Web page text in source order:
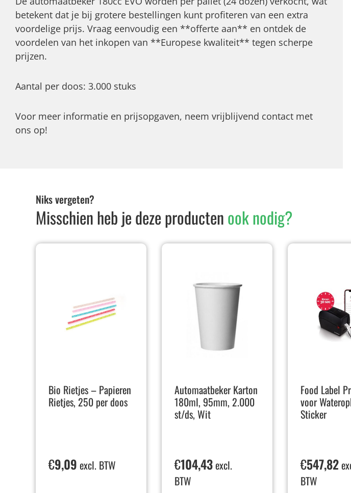
betekent dat je bij grotere bestellingen kunt profiteren van een extra
voordelige prijs. Vraag eenvoudig een **offerte aan** en ontdek de
voordelen van het inkopen van **Europese kwaliteit** tegen scherpe
prijzen.
Aantal per doos: 3.000 stuks
Voor meer informatie en prijsopgaven, neem vrijblijvend contact met
ons op!
Niks vergeten?
Misschien heb je deze productenook nodig?
Bio Rietjes – Papieren
Rietjes, 250 per doos
€9,09 excl. BTW
Automaatbeker Karton
180ml, 95mm, 2.000
st/ds, Wit
€104,43excl.
BTW
Food Label
voor
Sticker
€547,82
BTW